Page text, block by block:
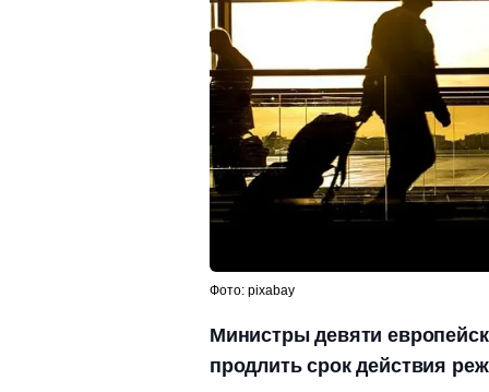
Фото: pixabay
Министры девяти
продлить срок действия